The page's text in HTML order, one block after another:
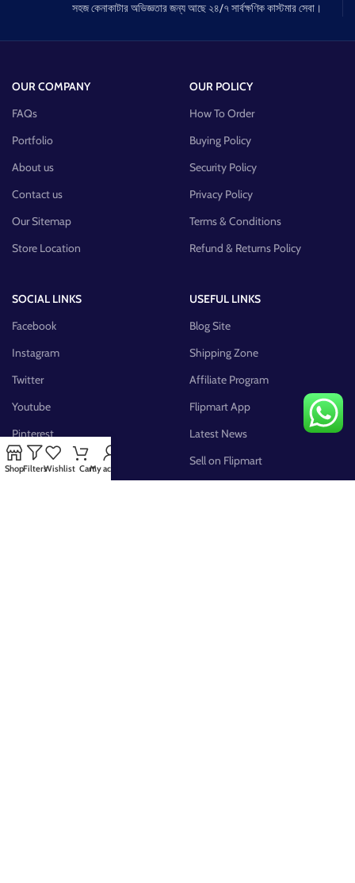
সহজ কেনাকাটার অভিজ্ঞতার জন্য আছে ২৪/৭ সার্বক্ষণিক কাস্টমার সেবা।
OUR COMPANY
FAQs
Portfolio
About us
Contact us
Our Sitemap
Store Location
OUR POLICY
How To Order
Buying Policy
Security Policy
Privacy Policy
Terms & Conditions
Refund & Returns Policy
SOCIAL LINKS
Facebook
Instagram
Twitter
Youtube
Pinterest
FB Group
USEFUL LINKS
Blog Site
Shipping Zone
Affiliate Program
Flipmart App
Latest News
Sell on Flipmart
ShopFiltersWishlist CartMy account